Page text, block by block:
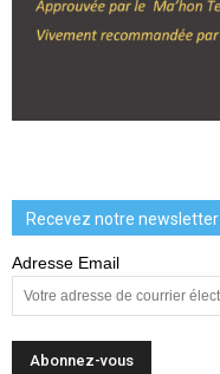
Recevez notre newsletter
Adresse Email